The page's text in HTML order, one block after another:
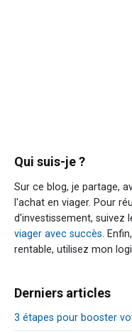
Qui suis-je ?
Sur ce blog, je partage,
l'achat en viager. Pour
d'investissement, suivez
viager avec succès.
rentable, utilisez mon
Derniers articles
3 étapes pour booster